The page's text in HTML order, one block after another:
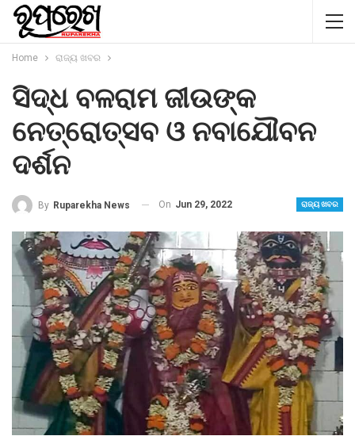
Home ରାଜ୍ୟ ଖବର
ସିଦ୍ଧ ବଳରାମ ଜୀଉଙ୍କ
ନେତ୍ରୋତ୍ସବ ଓ ନବାଯୌବନ
ଦର୍ଶନ
ରାଜ୍ୟ ଖବର
By Ruparekha News On Jun 29, 2022